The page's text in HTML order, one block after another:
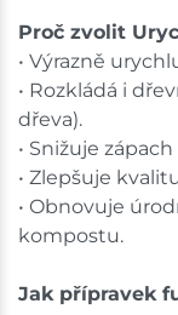
Proč zvolit
• Výrazně
• Rozkládá i
dřeva).
• Snižuje
• Zlepšuje
• Obnovuje
kompostu.
Jak přípravek